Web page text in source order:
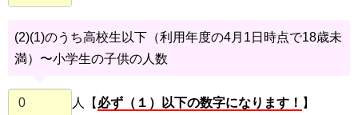
(2)(1)のうち高校生以下（利用年度の4月1日時点で18歳未
満）〜小学生の子供の人数
人【 必ず（１）以下の数字になります！ 】